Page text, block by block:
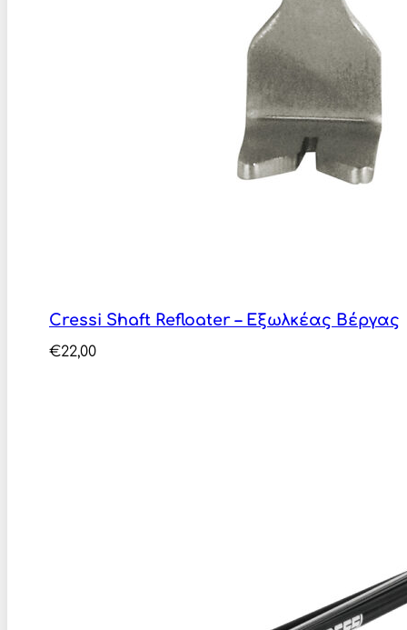
Cressi Shaft Refloater – Εξωλκέας Βέργας
€22,00